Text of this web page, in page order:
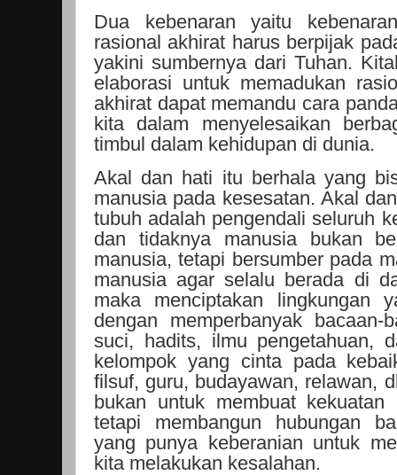
Dua kebenaran yaitu
rasional akhirat harus berpijak
yakini sumbernya dari Tuhan.
elaborasi untuk memadukan
akhirat dapat memandu cara
kita dalam menyelesaikan
timbul dalam kehidupan di dunia.
Akal dan hati itu berhala yang
manusia pada kesesatan. Akal
tubuh adalah pengendali seluruh
dan tidaknya manusia bukan
manusia, tetapi bersumber pada
manusia agar selalu berada di
maka menciptakan lingkungan
dengan memperbanyak
suci, hadits, ilmu pengetahuan,
kelompok yang cinta pada
filsuf, guru, budayawan, relawan,
bukan untuk membuat
tetapi membangun hubungan
yang punya keberanian untuk
kita melakukan kesalahan.